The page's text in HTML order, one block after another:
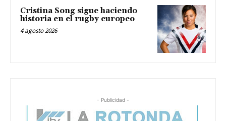
Cristina Song sigue haciendo
historia en el rugby europeo
4 agosto 2026
- Publicidad -